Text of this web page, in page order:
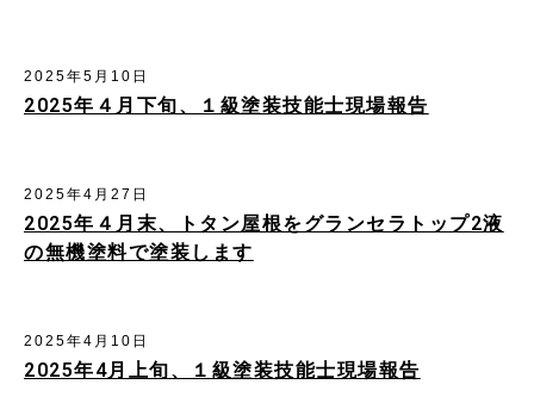
2025年４月下旬、１級塗装技能士現場報告
2025年5月10日
2025年４月末、トタン屋根をグランセラトップ2液
の無機塗料で塗装します
2025年4月27日
2025年4月上旬、１級塗装技能士現場報告
2025年4月10日